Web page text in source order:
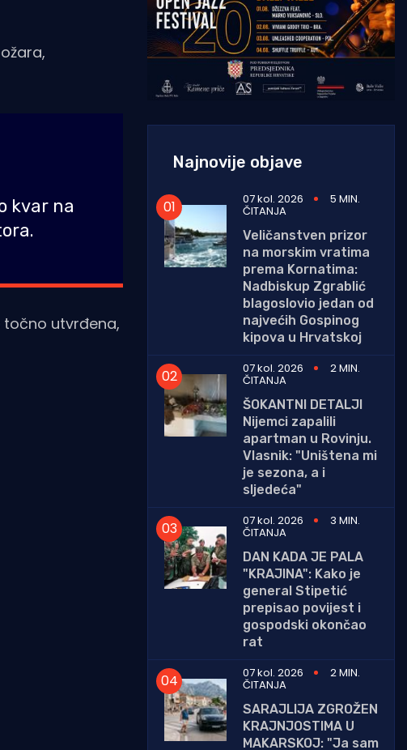
kvar na
točno utvrđena,
Najnovije objave
07 kol. 2026 5 MIN.
ČITANJA
Veličanstven prizor
na morskim vratima
prema Kornatima:
Nadbiskup Zgrablić
blagoslovio jedan od
najvećih Gospinog
kipova u Hrvatskoj
07 kol. 2026
2 MIN.
ČITANJA
ŠOKANTNI DETALJI
Nijemci zapalili
apartman u Rovinju.
Vlasnik: "Uništena mi
je sezona, a i
sljedeća"
07 kol. 2026
3 MIN.
ČITANJA
DAN KADA JE PALA
"KRAJINA": Kako je
general Stipetić
prepisao povijest i
gospodski okončao
rat
07 kol. 2026
2 MIN.
ČITANJA
SARAJLIJA ZGROŽEN
KRAJNJOSTIMA U
MAKARSKOJ: "Ja sam